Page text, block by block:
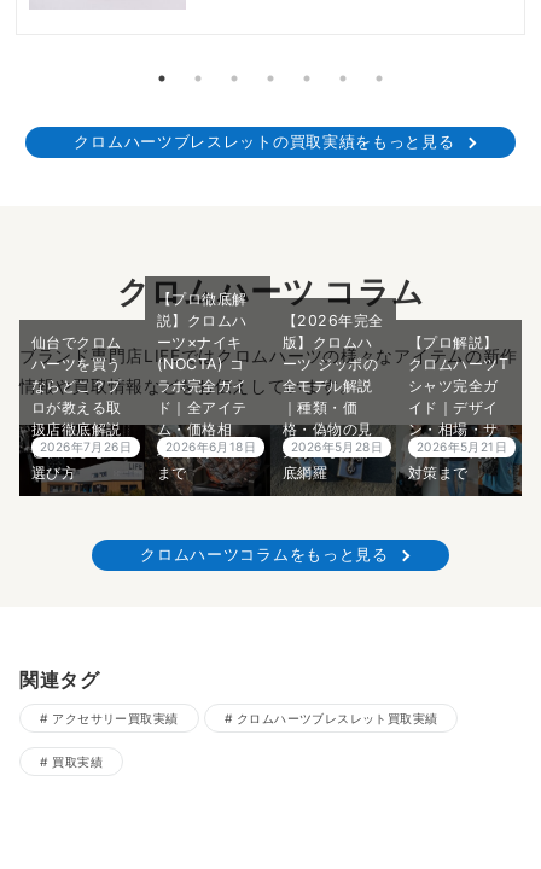
クロムハーツブレスレットの買取実績をもっと見る
クロムハーツ コラム
ブランド専門店LIFEではクロムハーツの様々なアイテムの新作
情報や買取情報などをお伝えしています。
仙台でクロム
ハーツを買う
ならどこ？プ
ロが教える取
扱店徹底解説
と後悔しない
選び方
2026年7月26日
【プロ徹底解
説】クロムハ
ーツ×ナイキ
(NOCTA) コ
ラボ完全ガイ
ド｜全アイテ
ム・価格相
場・入手方法
まで
2026年6月18日
【2026年完全
版】クロムハ
ーツ ジッポの
全モデル解説
｜種類・価
格・偽物の見
分け方まで徹
底網羅
2026年5月28日
【プロ解説】
クロムハーツT
シャツ完全ガ
イド｜デザイ
ン・相場・サ
イズ感・偽物
対策まで
2026年5月21日
クロムハーツコラムをもっと見る
関連タグ
アクセサリー買取実績 クロムハーツブレスレット買取実績
買取実績